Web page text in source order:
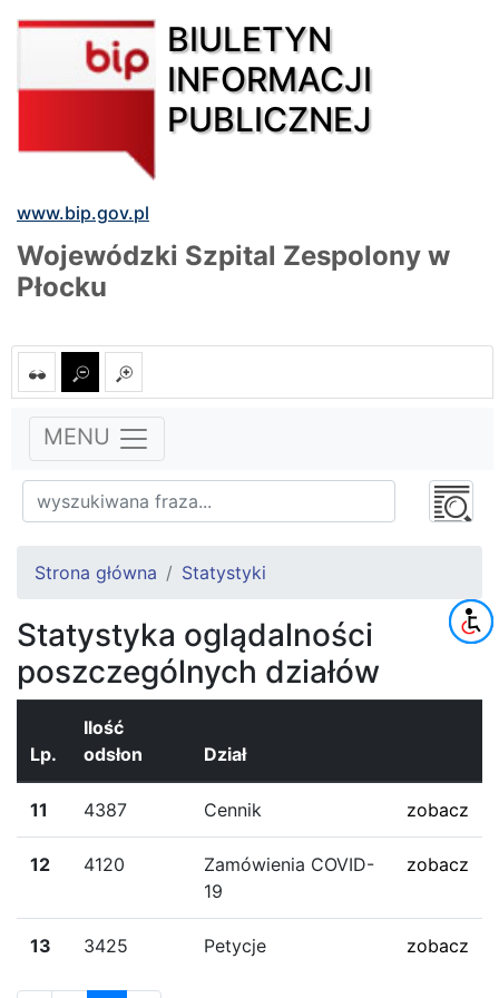
BIULETYN
INFORMACJI
PUBLICZNEJ
www.bip.gov.pl
Wojewódzki Szpital Zespolony w
Płocku
MENU
Strona główna Statystyki
Statystyka oglądalności
poszczególnych działów
Lp.
Ilość
odsłon
Dział
11 4387 Cennik zobacz
12 4120
Zamówienia COVID-
19
zobacz
13 3425 Petycje zobacz